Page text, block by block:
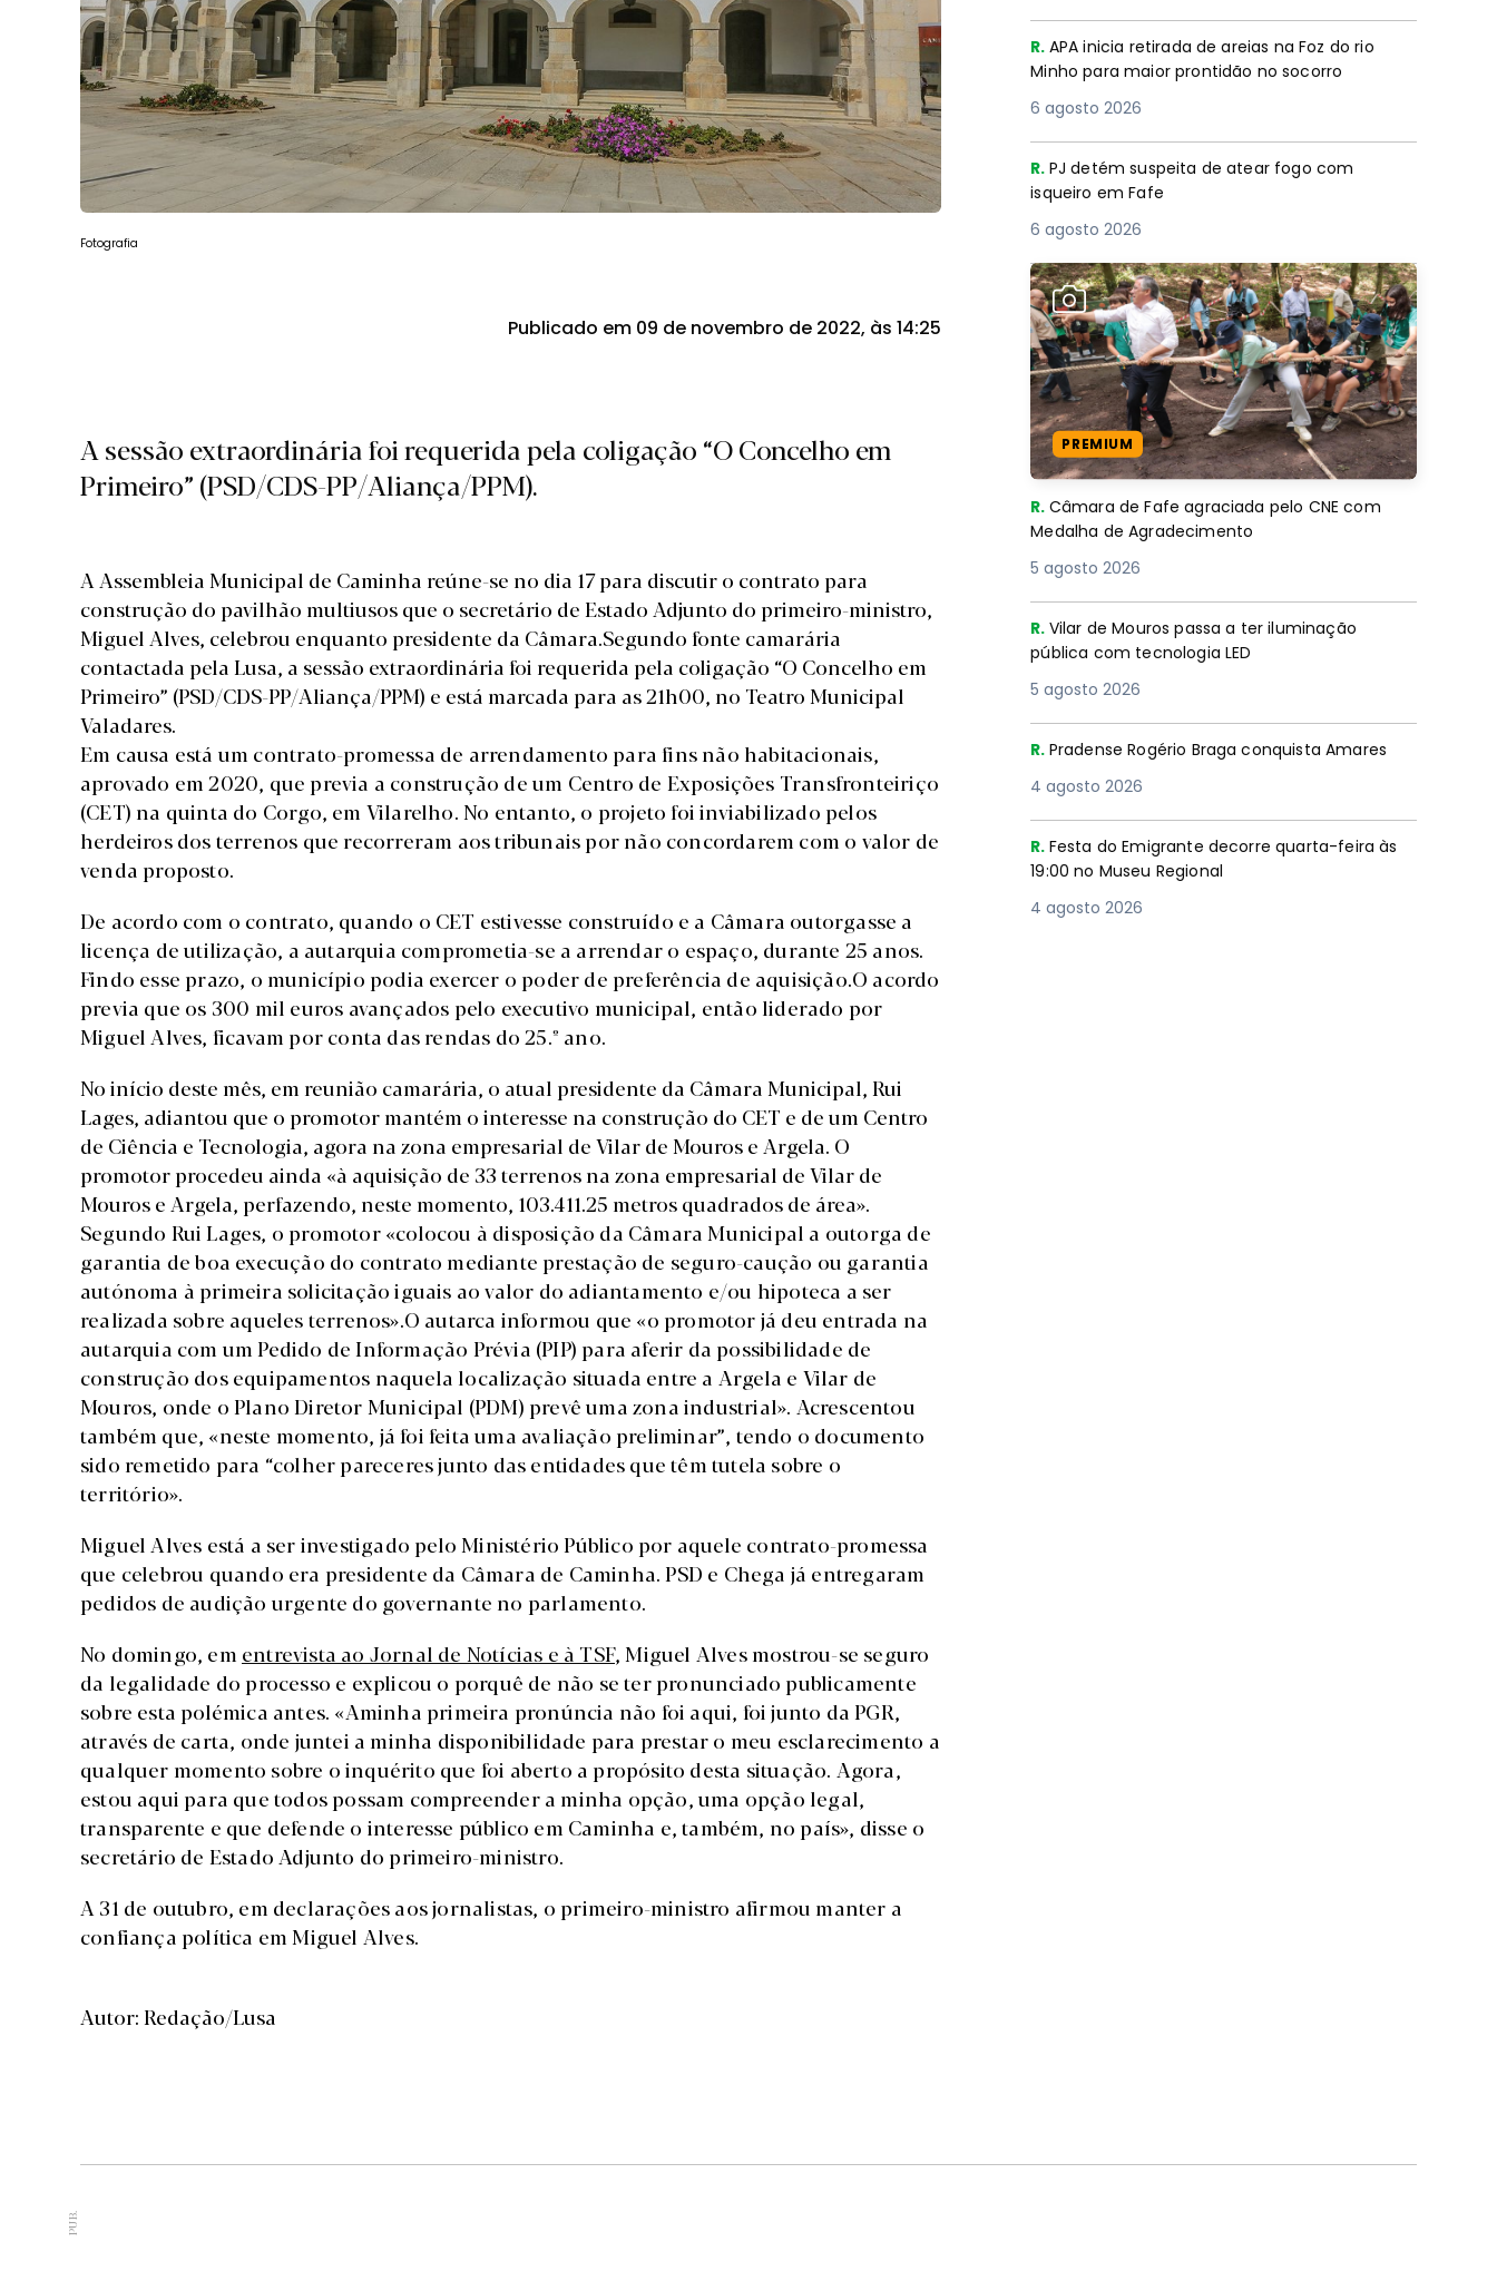
Fotografia
Publicado em 09 de novembro de 2022, às 14:25
A sessão extraordinária foi requerida pela coligação “O Concelho em
Primeiro” (PSD/CDS-PP/Aliança/PPM).
A Assembleia Municipal de Caminha reúne-se no dia 17 para discutir o contrato para
construção do pavilhão multiusos que o secretário de Estado Adjunto do primeiro-ministro,
Miguel Alves, celebrou enquanto presidente da Câmara.Segundo fonte camarária
contactada pela Lusa, a sessão extraordinária foi requerida pela coligação “O Concelho em
Primeiro” (PSD/CDS-PP/Aliança/PPM) e está marcada para as 21h00, no Teatro Municipal
Valadares.
Em causa está um contrato-promessa de arrendamento para fins não habitacionais,
aprovado em 2020, que previa a construção de um Centro de Exposições Transfronteiriço
(CET) na quinta do Corgo, em Vilarelho. No entanto, o projeto foi inviabilizado pelos
herdeiros dos terrenos que recorreram aos tribunais por não concordarem com o valor de
venda proposto.
De acordo com o contrato, quando o CET estivesse construído e a Câmara outorgasse a
licença de utilização, a autarquia comprometia-se a arrendar o espaço, durante 25 anos.
Findo esse prazo, o município podia exercer o poder de preferência de aquisição.O acordo
previa que os 300 mil euros avançados pelo executivo municipal, então liderado por
Miguel Alves, ficavam por conta das rendas do 25.º ano.
No início deste mês, em reunião camarária, o atual presidente da Câmara Municipal, Rui
Lages, adiantou que o promotor mantém o interesse na construção do CET e de um Centro
de Ciência e Tecnologia, agora na zona empresarial de Vilar de Mouros e Argela. O
promotor procedeu ainda «à aquisição de 33 terrenos na zona empresarial de Vilar de
Mouros e Argela, perfazendo, neste momento, 103.411.25 metros quadrados de área».
Segundo Rui Lages, o promotor «colocou à disposição da Câmara Municipal a outorga de
garantia de boa execução do contrato mediante prestação de seguro-caução ou garantia
autónoma à primeira solicitação iguais ao valor do adiantamento e/ou hipoteca a ser
realizada sobre aqueles terrenos».O autarca informou que «o promotor já deu entrada na
autarquia com um Pedido de Informação Prévia (PIP) para aferir da possibilidade de
construção dos equipamentos naquela localização situada entre a Argela e Vilar de
Mouros, onde o Plano Diretor Municipal (PDM) prevê uma zona industrial». Acrescentou
também que, «neste momento, já foi feita uma avaliação preliminar”, tendo o documento
sido remetido para “colher pareceres junto das entidades que têm tutela sobre o
território».
Miguel Alves está a ser investigado pelo Ministério Público por aquele contrato-promessa
que celebrou quando era presidente da Câmara de Caminha. PSD e Chega já entregaram
pedidos de audição urgente do governante no parlamento.
No domingo, em entrevista ao Jornal de Notícias e à TSF, Miguel Alves mostrou-se seguro
da legalidade do processo e explicou o porquê de não se ter pronunciado publicamente
sobre esta polémica antes. «Aminha primeira pronúncia não foi aqui, foi junto da PGR,
através de carta, onde juntei a minha disponibilidade para prestar o meu esclarecimento a
qualquer momento sobre o inquérito que foi aberto a propósito desta situação. Agora,
estou aqui para que todos possam compreender a minha opção, uma opção legal,
transparente e que defende o interesse público em Caminha e, também, no país», disse o
secretário de Estado Adjunto do primeiro-ministro.
A 31 de outubro, em declarações aos jornalistas, o primeiro-ministro afirmou manter a
confiança política em Miguel Alves.
Autor: Redação/Lusa
R. APA inicia retirada de areias na Foz do rio
Minho para maior prontidão no socorro
6 agosto 2026
R. PJ detém suspeita de atear fogo com
isqueiro em Fafe
6 agosto 2026
PREMIUM
R. Câmara de Fafe agraciada pelo CNE com
Medalha de Agradecimento
5 agosto 2026
R. Vilar de Mouros passa a ter iluminação
pública com tecnologia LED
5 agosto 2026
R. Pradense Rogério Braga conquista Amares
4 agosto 2026
R. Festa do Emigrante decorre quarta-feira às
19:00 no Museu Regional
4 agosto 2026
PUB.